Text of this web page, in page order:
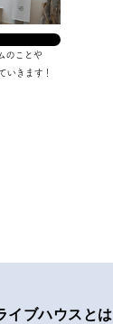
のことや
いきます！
イブハウスとは